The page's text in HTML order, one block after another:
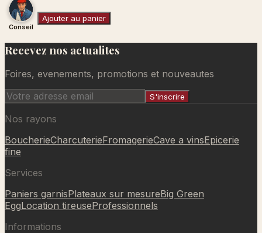
Ajouté au panier
Conseil
Ajouter au panier
Recevez nos actualites
Foires, evenements, promotions et nouveautes
S'inscrire
Nos rayons
BoucherieCharcuterieFromagerieCave a vinsEpicerie
fine
Services
Paniers garnisPlateaux sur mesureBig Green
EggLocation tireuseProfessionnels
Informations